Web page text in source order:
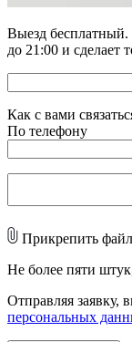
Выезд бесплатный.
до 21:00 и сделает
Как с вами
По телефону
Прикрепить
Не более пяти
Отправляя заявку,
персональных